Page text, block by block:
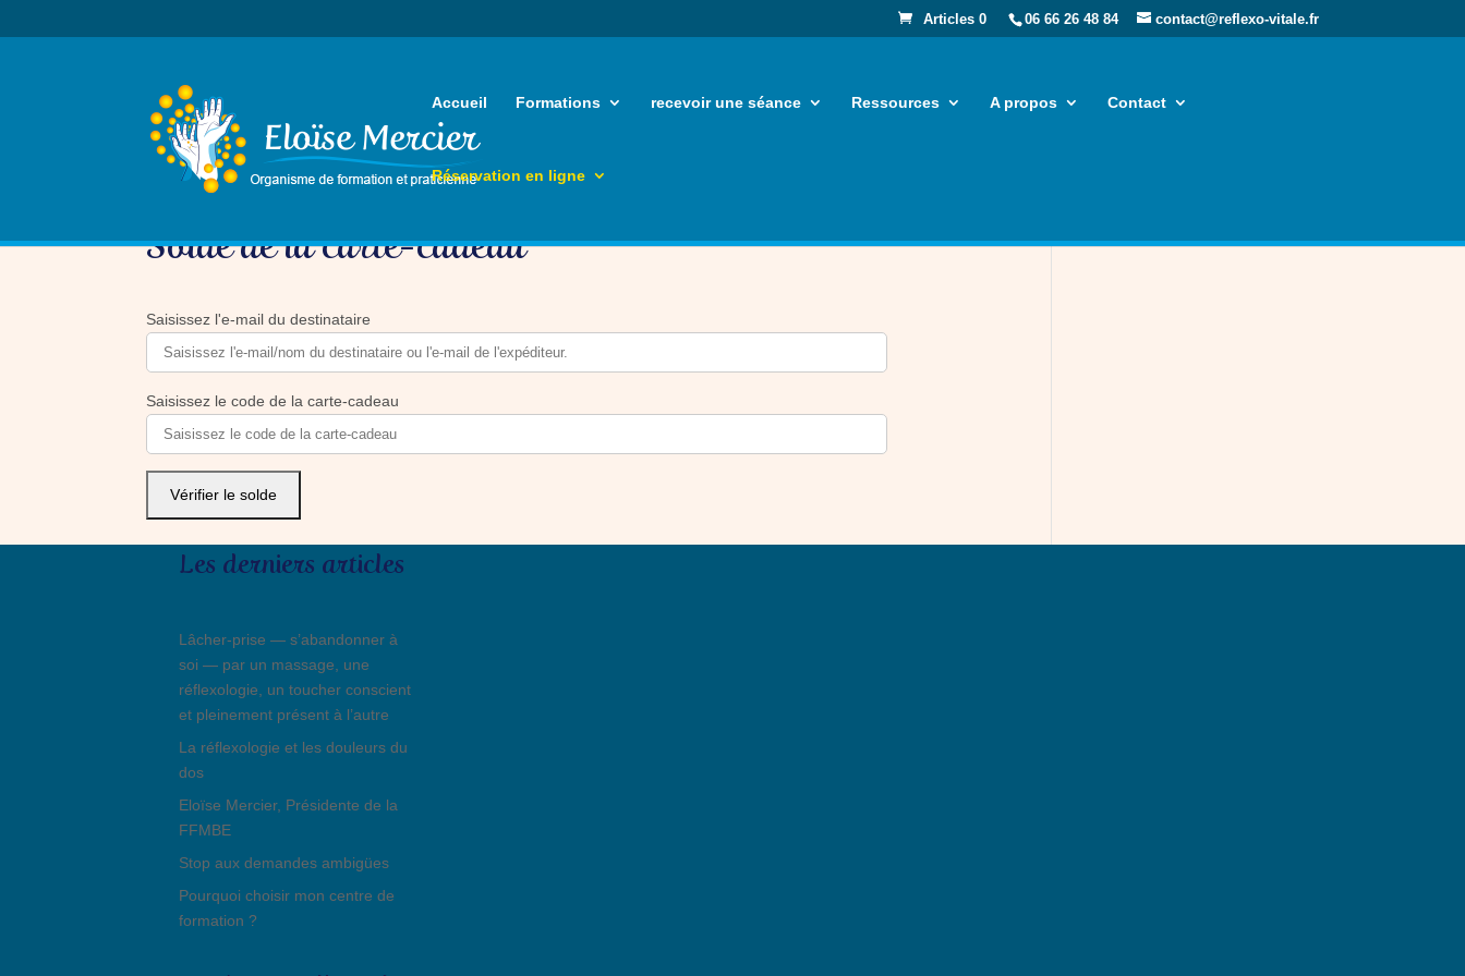
06 66 26 48 84 contact@reflexo-vitale.fr
Articles 0
Accueil Formations recevoir une séance Ressources A propos Contact
Réservation en ligne
Solde de la carte-cadeau
Saisissez l'e-mail du destinataire
Saisissez le code de la carte-cadeau
Les derniers articles
Lâcher-prise — s’abandonner à
soi — par un massage, une
réflexologie, un toucher conscient
et pleinement présent à l’autre
La réflexologie et les douleurs du
dos
Eloïse Mercier, Présidente de la
FFMBE
Stop aux demandes ambigües
Pourquoi choisir mon centre de
formation ?